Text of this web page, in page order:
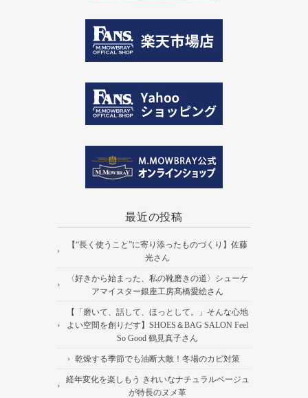
最近の投稿
【“長く使うこと”に寄り添ったものづくり】佐藤
光さん
〈好きから始まった、私の靴磨きの道〉シューケ
アマイスター銀座工房髙橋愛絵さん
【「磨いて、話して、ほっとして。」そんな心地
よい空間を創りだす】SHOES＆BAG SALON Feel
So Good 鶴見真子さん
乾燥する季節でも油断大敵！冬場のカビ対策
経年変化を楽しもう きれいなナチュラルベージュ
が特長のヌメ革